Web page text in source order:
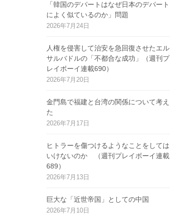
「韓国のデパートはなぜ日本のデパート
によく似ているのか」問題
2026年7月24日
人権を侵害して治安を急回復させたエル
サルバドルの「不都合な成功」（週刊プ
レイボーイ連載690）
2026年7月20日
金門島で福建と台湾の関係について考え
た
2026年7月17日
ヒトラーを傷つけるようなことをしては
いけないのか （週刊プレイボーイ連載
689）
2026年7月13日
巨大な「近世帝国」としての中国
2026年7月10日